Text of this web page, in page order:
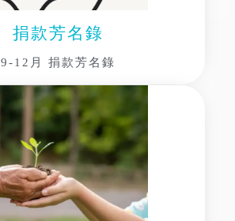
捐款芳名錄
9-12月 捐款芳名錄